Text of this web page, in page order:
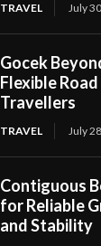
TRAVEL July
Gocek
Flexible
Travellers
TRAVEL July
Contiguous
for Reliable
and Stability